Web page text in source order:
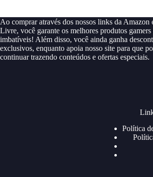
Ao comprar através dos nossos links da Amazon
Livre, você garante os melhores produtos gamers
imbatíveis! Além disso, você ainda ganha
exclusivos, enquanto apoia nosso site para que
continuar trazendo conteúdos e ofertas especiais.
Política